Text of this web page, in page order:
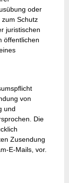
oder
Schutz
juristischen
öffentlichen
von
und
Die
Zusendung
E-Mails, vor.